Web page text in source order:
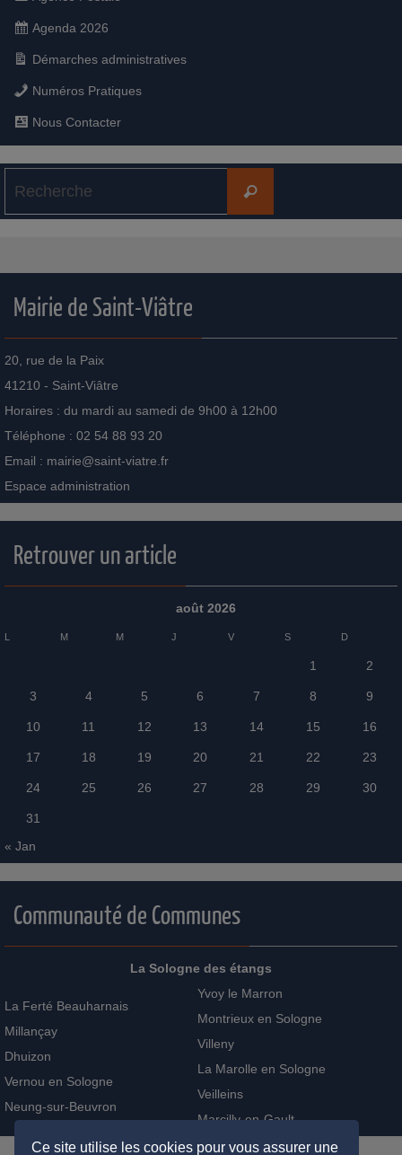
Agenda 2026
Démarches administratives
Numéros Pratiques
Nous Contacter
Mairie de Saint-Viâtre
20, rue de la Paix
41210 - Saint-Viâtre
Horaires : du mardi au samedi de 9h00 à 12h00
Téléphone : 02 54 88 93 20
Email : mairie@saint-viatre.fr
Espace administration
Retrouver un article
août 2026
L M M J V S D
1 2
3 4 5 6 7 8 9
10 11 12 13 14 15 16
17 18 19 20 21 22 23
24 25 26 27 28 29 30
31
« Jan
Communauté de Communes
La Sologne des étangs
La Ferté Beauharnais
Millançay
Dhuizon
Vernou en Sologne
Neung-sur-Beuvron
Yvoy le Marron
Montrieux en Sologne
Villeny
La Marolle en Sologne
Veilleins
Marcilly-en-Gault
Ce site utilise les cookies pour vous assurer une